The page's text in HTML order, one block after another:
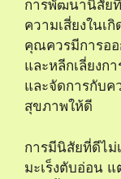
การพัฒนานิสัย
ความเสี่ยงในเ
คุณควรมีการอ
และหลีกเลี่ยงก
และจัดการกับค
สุขภาพให้ดี
การมีนิสัยที่ดีไม่
มะเร็งตับอ่อน